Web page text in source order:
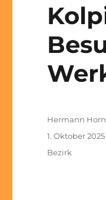
Autor
Hermann
Veröffentlicht
1. Oktober 2025
Kategorien
Bezirk